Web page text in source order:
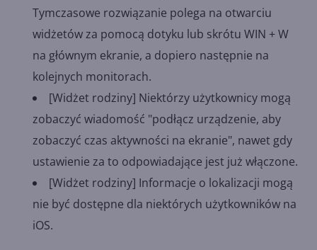
Tymczasowe rozwiązanie polega na otwarciu
widżetów za pomocą dotyku lub skrótu WIN + W
na głównym ekranie, a dopiero następnie na
kolejnych monitorach.
[Widżet rodziny] Niektórzy użytkownicy mogą
zobaczyć wiadomość "podłącz urządzenie, aby
zobaczyć czas aktywności na ekranie", nawet gdy
ustawienie za to odpowiadające jest już włączone.
[Widżet rodziny] Informacje o lokalizacji mogą
nie być dostępne dla niektórych użytkowników na
iOS.